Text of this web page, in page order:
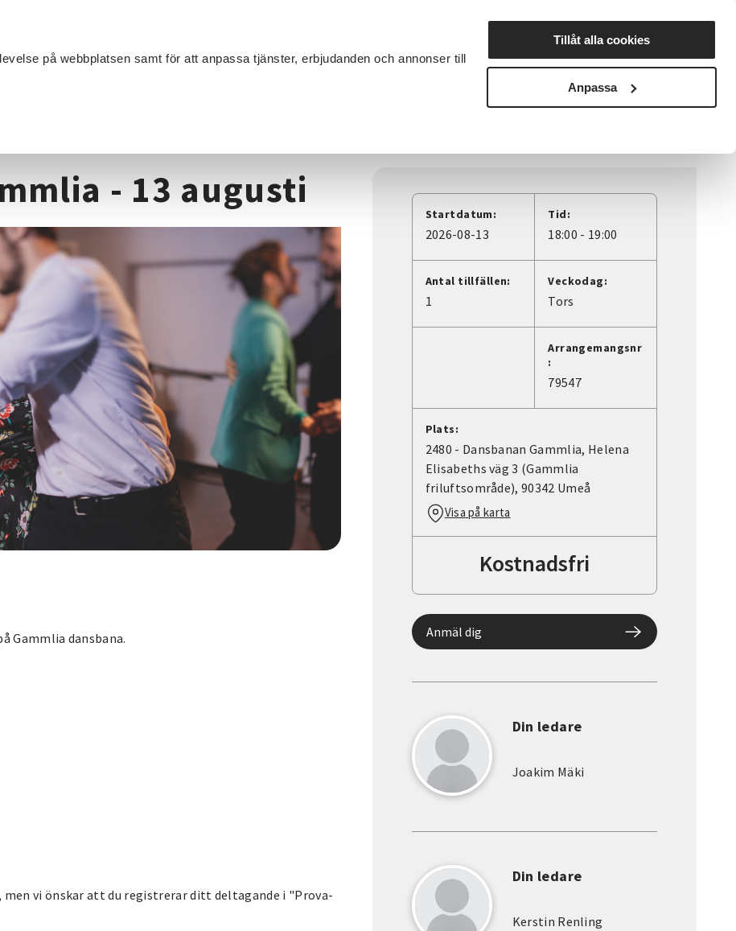
på webbplatsen samt för att anpassa tjänster, erbjudanden och annonser till
Tillåt alla cookies
Anpassa
Nyheter Avdelningar
- 13 augusti
Gammlia dansbana.
vi önskar att du registrerar ditt deltagande i "Prova-
Startdatum:
2026-08-13
Tid:
18:00 - 19:00
Antal tillfällen:
1
Veckodag:
Tors
Arrangemangsnr
:
79547
Plats:
2480 - Dansbanan Gammlia, Helena
Elisabeths väg 3 (Gammlia
friluftsområde), 90342 Umeå
Visa på karta
Kostnadsfri
Anmäl dig
Din ledare
Joakim Mäki
Din ledare
Kerstin Renling